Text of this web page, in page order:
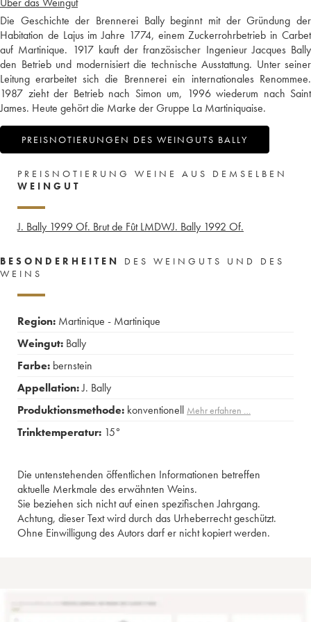
Die Geschichte der Brennerei Bally beginnt mit der Gründung der
Habitation de Lajus im Jahre 1774, einem Zuckerrohrbetrieb in Carbet
auf Martinique. 1917 kauft der französischer Ingenieur Jacques Bally
den Betrieb und modernisiert die technische Ausstattung. Unter seiner
Leitung erarbeitet sich die Brennerei ein internationales Renommee.
1987 zieht der Betrieb nach Simon um, 1996 wiederum nach Saint
James. Heute gehört die Marke der Gruppe La Martiniquaise.
PREISNOTIERUNGEN DES WEINGUTS BALLY
PREISNOTIERUNG WEINE AUS DEMSELBEN
WEINGUT
J. Bally 1999 Of. Brut de Fût LMDWJ. Bally 1992 Of.
BESONDERHEITEN
DES WEINGUTS UND DES
WEINS
Region: Martinique - Martinique
Weingut: Bally
Farbe: bernstein
Appellation:J. Bally
Produktionsmethode: konventionell Mehr erfahren …
Trinktemperatur: 15°
Die untenstehenden öffentlichen Informationen betreffen
aktuelle Merkmale des erwähnten Weins.
Sie beziehen sich nicht auf einen spezifischen Jahrgang.
Achtung, dieser Text wird durch das Urheberrecht geschützt.
Ohne Einwilligung des Autors darf er nicht kopiert werden.